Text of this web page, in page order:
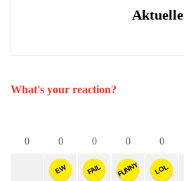
Aktuelle
What's your reaction?
0 0
EW
0
FAIL
0
FUNNY
0
LOL